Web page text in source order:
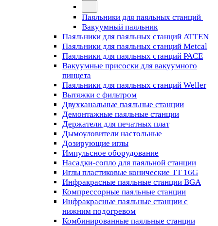
Паяльники для паяльных станций
Вакуумный паяльник
Паяльники для паяльных станций ATTEN
Паяльники для паяльных станций Metcal
Паяльники для паяльных станций PACE
Вакуумные присоски для вакуумного
пинцета
Паяльники для паяльных станций Weller
Вытяжки с фильтром
Двухканальные паяльные станции
Демонтажные паяльные станции
Держатели для печатных плат
Дымоуловители настольные
Дозирующие иглы
Импульсное оборудование
Насадки-сопло для паяльной станции
Иглы пластиковые конические TT 16G
Инфракрасные паяльные станции BGA
Компрессорные паяльные станции
Инфракрасные паяльные станции с
нижним подогревом
Комбинированные паяльные станции